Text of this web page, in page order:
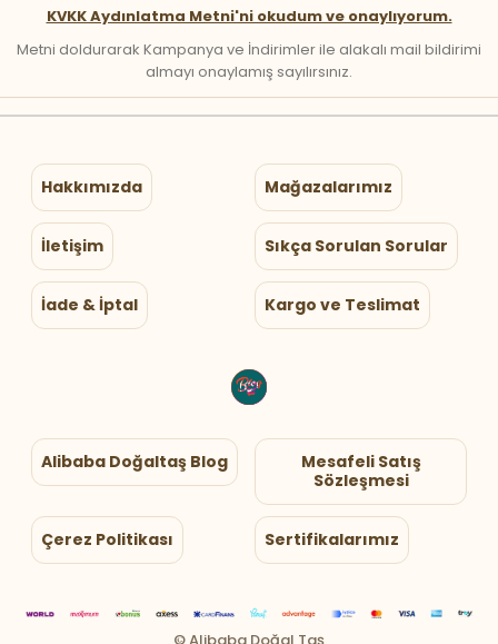
KVKK Aydınlatma Metni'ni okudum ve onaylıyorum.
Metni doldurarak Kampanya ve İndirimler ile alakalı mail bildirimi
almayı onaylamış sayılırsınız.
Hakkımızda Mağazalarımız
İletişim Sıkça Sorulan Sorular
İade & İptal Kargo ve Teslimat
Alibaba Doğaltaş Blog
Mesafeli Satış
Sözleşmesi
Çerez Politikası Sertifikalarımız